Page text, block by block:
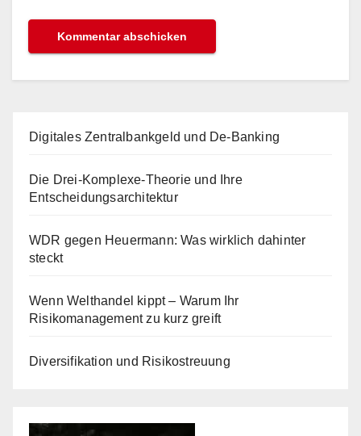
Digitales Zentralbankgeld und De-Banking
Die Drei-Komplexe-Theorie und Ihre
Entscheidungsarchitektur
WDR gegen Heuermann: Was wirklich dahinter
steckt
Wenn Welthandel kippt – Warum Ihr
Risikomanagement zu kurz greift
Diversifikation und Risikostreuung